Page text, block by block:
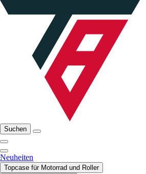
Suchen
Neuheiten
Topcase für Motorrad und Roller